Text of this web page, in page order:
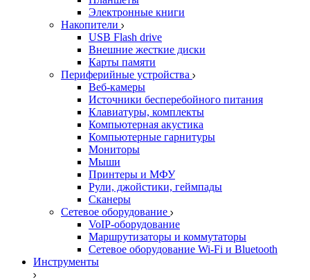
Электронные книги
Накопители
USB Flash drive
Внешние жесткие диски
Карты памяти
Периферийные устройства
Веб-камеры
Источники бесперебойного питания
Клавиатуры, комплекты
Компьютерная акустика
Компьютерные гарнитуры
Мониторы
Мыши
Принтеры и МФУ
Рули, джойстики, геймпады
Сканеры
Сетевое оборудование
VoIP-оборудование
Маршрутизаторы и коммутаторы
Сетевое оборудование Wi-Fi и Bluetooth
Инструменты